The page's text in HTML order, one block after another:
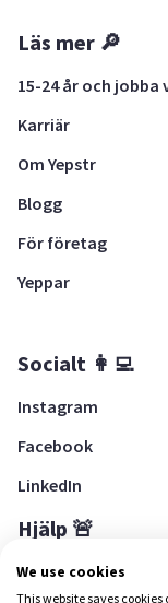
Läs mer 🔎
15-24 år och jobba
Karriär
Om Yepstr
Blogg
För företag
Yeppar
Socialt 👩‍💻
Instagram
Facebook
LinkedIn
Hjälp 🚨
Hjälpcenter
We use cookies
This website saves